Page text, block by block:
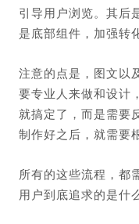
引导用户浏览。其后
是底部组件，加强转
注意的点是，图文以
要专业人来做和设计
就搞定了，而是需要
制作好之后，就需要
所有的这些流程，都
用户到底追求的是什